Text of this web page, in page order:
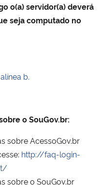
o(a) servidor(a) deverá
seja computado no
b.
o SouGov.br:
sobre AcessoGov.br
http://faq-login-
sobre o SouGov.br